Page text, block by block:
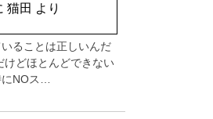
猫田 より
ることは正しいんだ
けどほとんどできない
にNOス…